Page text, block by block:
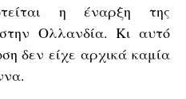
η έναρξη της
στην Ολλανδία. Κι αυτό
δεν είχε αρχικά καμία